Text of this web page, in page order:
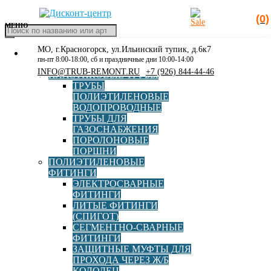
(0)
Поиск
товаров
МЕНЮ
КАТАЛОГ
РАСПРОДАЖА
ПЛАСТИКОВЫЕ ТРУБЫ
ТРУБЫ
ПОЛИЭТИЛЕНОВЫЕ
ВОДОПРОВОДНЫЕ
ТРУБЫ ДЛЯ
ГАЗОСНАБЖЕНИЯ
ПОРОЛОНОВЫЕ
ПОРШНИ
ПОЛИЭТИЛЕНОВЫЕ
ФИТИНГИ
ЭЛЕКТРОСВАРНЫЕ
ФИТИНГИ
ЛИТЫЕ ФИТИНГИ
(СПИГОТ)
СЕГМЕНТНО-СВАРНЫЕ
ФИТИНГИ
ЗАЩИТНЫЕ МУФТЫ ДЛЯ
ПРОХОДА ЧЕРЕЗ Ж/Б
МО, г.Красногорск, ул.Ильинский тупик, д.6к7
пн-пт 8:00-18:00, сб и праздничные дни 10:00-14:00
INFO@TRUB-REMONT.RU +7 (926) 844-44-46
Главная »Отопление
Отопление
Болт М16-6gх70.58.ТД ГОСТ 7798-70
В корзину